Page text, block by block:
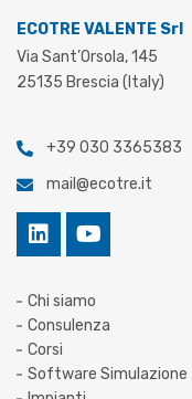
ECOTRE VALENTE Srl
Via Sant’Orsola, 145
25135 Brescia (Italy)
+39 030 3365383
mail@ecotre.it
Chi siamo
Consulenza
Corsi
Software Simulazione